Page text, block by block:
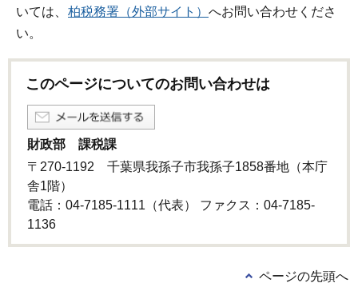
いては、 柏税務署（外部サイト） へお問い合わせくださ
い。
このページについてのお問い合わせは
財政部 課税課
〒270-1192 千葉県我孫子市我孫子1858番地（本庁
舎1階）
電話：04-7185-1111（代表） ファクス：04-7185-
1136
ページの先頭へ